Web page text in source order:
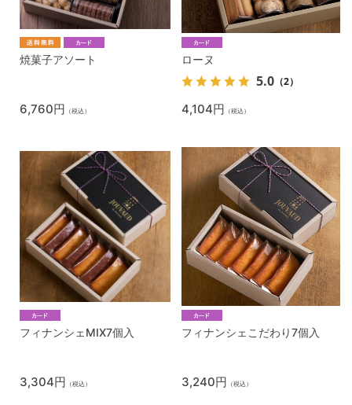
焼菓子アソート
6,760円 （税込）
ローヌ
5.0 （2）
4,104円 （税込）
フィナンシェMIX7個入
3,304円 （税込）
フィナンシェこだわり7個入
3,240円 （税込）